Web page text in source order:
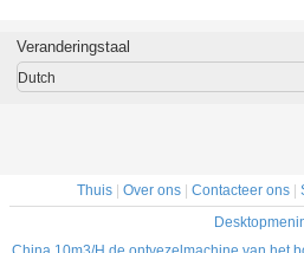
maken
Veranderingstaal
Dutch
Thuis| Over ons| Contacteer ons|